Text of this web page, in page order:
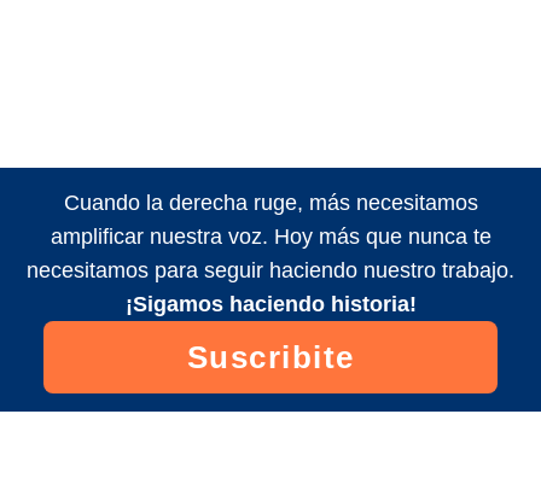
Cuando la derecha ruge, más necesitamos
amplificar nuestra voz. Hoy más que nunca te
necesitamos para seguir haciendo nuestro trabajo.
¡Sigamos haciendo historia!
Suscribite